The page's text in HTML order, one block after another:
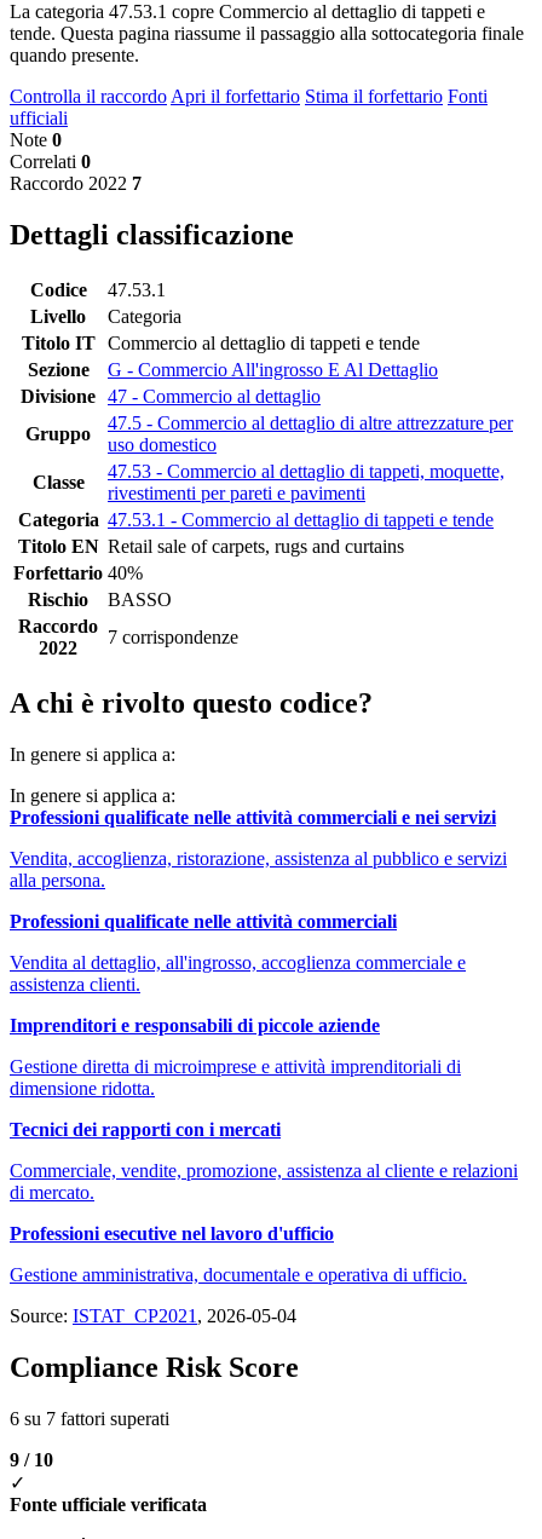
La categoria 47.53.1 copre Commercio al dettaglio di tappeti e
tende. Questa pagina riassume il passaggio alla sottocategoria finale
quando presente.
Controlla il raccordo Apri il forfettario Stima il forfettario Fonti
ufficiali
Note 0
Correlati 0
Raccordo 2022 7
Dettagli classificazione
Codice
47.53.1
Livello
Categoria
Titolo IT
Commercio al dettaglio di tappeti e tende
Sezione
G - Commercio All'ingrosso E Al Dettaglio
Divisione 47 - Commercio al dettaglio
Gruppo
47.5 - Commercio al dettaglio di altre attrezzature per
uso domestico
Classe
47.53 - Commercio al dettaglio di tappeti, moquette,
rivestimenti per pareti e pavimenti
Categoria 47.53.1 - Commercio al dettaglio di tappeti e tende
Titolo EN Retail sale of carpets, rugs and curtains
Forfettario 40%
Rischio
BASSO
Raccordo
2022
7 corrispondenze
A chi è rivolto questo codice?
In genere si applica a:
In genere si applica a:
Professioni qualificate nelle attività commerciali e nei servizi
Vendita, accoglienza, ristorazione, assistenza al pubblico e servizi
alla persona.
Professioni qualificate nelle attività commerciali
Vendita al dettaglio, all'ingrosso, accoglienza commerciale e
assistenza clienti.
Imprenditori e responsabili di piccole aziende
Gestione diretta di microimprese e attività imprenditoriali di
dimensione ridotta.
Tecnici dei rapporti con i mercati
Commerciale, vendite, promozione, assistenza al cliente e relazioni
di mercato.
Professioni esecutive nel lavoro d'ufficio
Gestione amministrativa, documentale e operativa di ufficio.
Source: ISTAT_CP2021 , 2026-05-04
Compliance Risk Score
6 su 7 fattori superati
9 / 10
✓
Fonte ufficiale verificata